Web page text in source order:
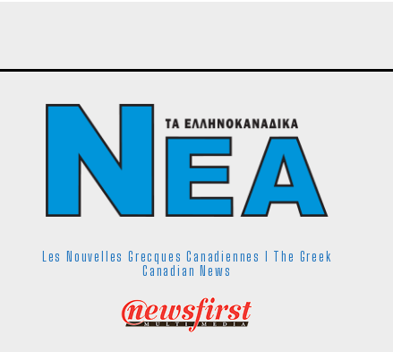
Les Nouvelles Grecques Canadiennes I The Greek
Canadian News